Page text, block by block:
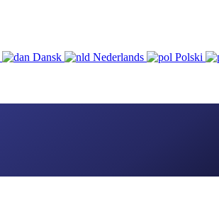
Dansk Nederlands Polski